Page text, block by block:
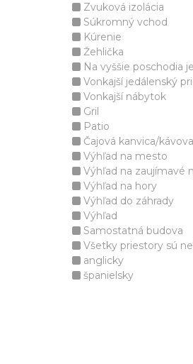
Zvuková izolácia
Súkromný vchod
Kúrenie
Žehlička
Na vyššie poschodia
Vonkajší jedálenský
Vonkajší nábytok
Gril
Patio
Čajová kanvica/
Výhľad na mesto
Výhľad na zaujímavé
Výhľad na hory
Výhľad do záhrady
Výhľad
Samostatná budova
Všetky priestory sú
anglicky
španielsky